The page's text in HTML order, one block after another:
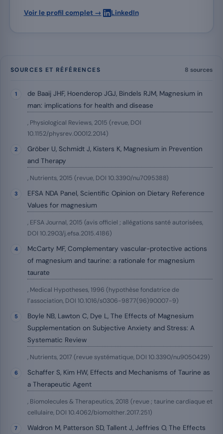
Voir le profil complet → LinkedIn
SOURCES ET RÉFÉRENCES 8 sources
de Baaij JHF, Hoenderop JGJ, Bindels RJM, Magnesium in
man: implications for health and disease
, Physiological Reviews, 2015 (revue, DOI
10.1152/physrev.00012.2014)
Gröber U, Schmidt J, Kisters K, Magnesium in Prevention
and Therapy
, Nutrients, 2015 (revue, DOI 10.3390/nu7095388)
EFSA NDA Panel, Scientific Opinion on Dietary Reference
Values for magnesium
, EFSA Journal, 2015 (avis officiel ; allégations santé autorisées,
DOI 10.2903/j.efsa.2015.4186)
McCarty MF, Complementary vascular-protective actions
of magnesium and taurine: a rationale for magnesium
taurate
, Medical Hypotheses, 1996 (hypothèse fondatrice de
l’association, DOI 10.1016/s0306-9877(96)90007-9)
Boyle NB, Lawton C, Dye L, The Effects of Magnesium
Supplementation on Subjective Anxiety and Stress: A
Systematic Review
, Nutrients, 2017 (revue systématique, DOI 10.3390/nu9050429)
Schaffer S, Kim HW, Effects and Mechanisms of Taurine as
a Therapeutic Agent
, Biomolecules & Therapeutics, 2018 (revue ; taurine cardiaque et
cellulaire, DOI 10.4062/biomolther.2017.251)
Waldron M, Patterson SD, Tallent J, Jeffries O, The Effects